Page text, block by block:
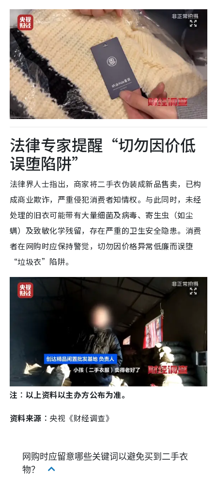
法律专家提醒“切勿因价低
误堕陷阱”
法律界人士指出，商家将二手衣伪装成新品售卖，已构
成商业欺诈，严重侵犯消费者知情权。与此同时，未经
处理的旧衣可能带有大量细菌及病毒、寄生虫（如尘
螨）及致敏化学残留，存在严重的卫生安全隐患。消费
者在网购时应保持警觉，切勿因价格异常低廉而误堕
“垃圾衣”陷阱。
注︰以上资料以主办方公布为准。
资料来源︰ 央视《财经调查》
网购时应留意哪些关键词以避免买到二手衣
物？